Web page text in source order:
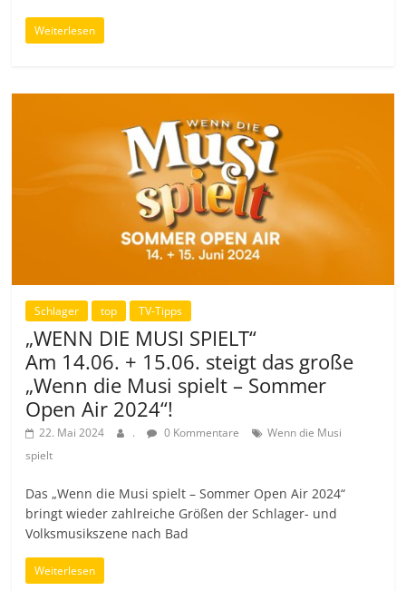
Weiterlesen
Schlager top TV-Tipps
„WENN DIE MUSI SPIELT“
Am 14.06. + 15.06. steigt das große
„Wenn die Musi spielt – Sommer
Open Air 2024“!
22. Mai 2024 . 0 Kommentare
Wenn die Musi
spielt
Das „Wenn die Musi spielt – Sommer Open Air 2024“
bringt wieder zahlreiche Größen der Schlager- und
Volksmusikszene nach Bad
Weiterlesen